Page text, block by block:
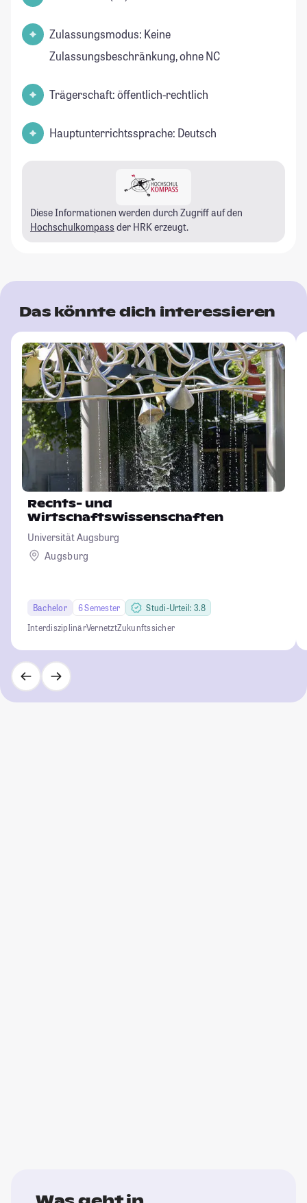
Zulassungsmodus: Keine
Zulassungsbeschränkung, ohne NC
Trägerschaft: öffentlich-rechtlich
Hauptunterrichtssprache: Deutsch
Diese Informationen werden durch Zugriff auf den
Hochschulkompass der HRK erzeugt.
Das könnte dich interessieren
Rechts- und
Wirtschaftswissenschaften
Universität Augsburg
Augsburg
Bachelor 6 Semester
Studi-Urteil: 3.8
InterdisziplinärVernetztZukunftssicher